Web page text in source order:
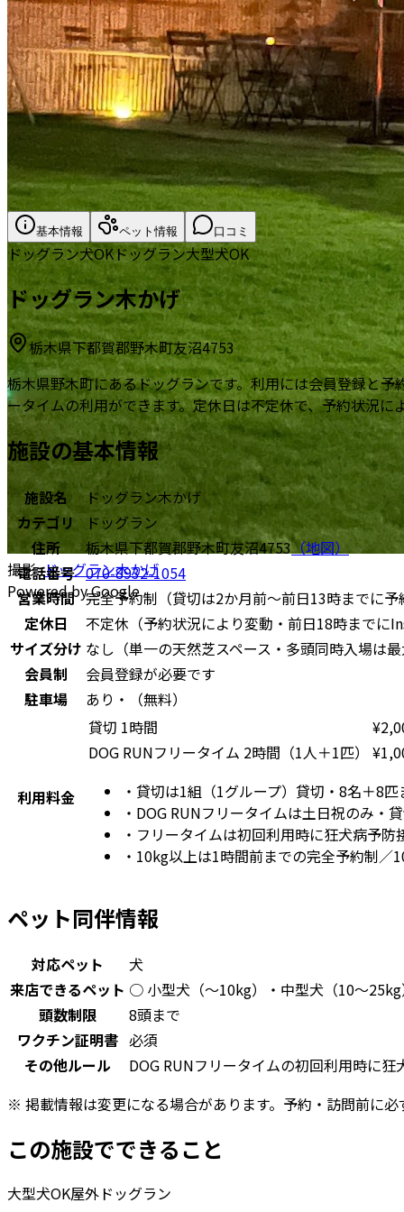
撮影:ドッグラン木かげ
Powered by Google
基本情報 ペット情報 口コミ
ドッグラン犬OKドッグラン大型犬OK
ドッグラン木かげ
栃木県下都賀郡野木町友沼4753
栃木県野木町にあるドッグランです。利用には会員登録と
ータイムの利用ができます。定休日は不定休で、予約状況
施設の基本情報
施設名
ドッグラン木かげ
カテゴリ
ドッグラン
住所
栃木県下都賀郡野木町友沼4753（地図）
電話番号 070-8932-1054
営業時間 完全予約制（貸切は2か月前〜前日13時までに予
定休日
不定休（予約状況により変動・前日18時までに
サイズ分け なし（単一の天然芝スペース・多頭同時入場は最
会員制
会員登録が必要です
駐車場
あり・（無料）
利用料金
貸切 1時間 ¥
DOG RUNフリータイム 2時間（1人＋1匹）
¥
・ 貸切は1組（1グループ）貸切・8名＋8
・ DOG RUNフリータイムは土日祝のみ・
・ フリータイムは初回利用時に狂犬病予
・ 10kg以上は1時間前までの完全予約制／
ペット同伴情報
対応ペット
犬
来店できるペット ○ 小型犬（〜10kg）・中型犬（10〜
頭数制限
8頭まで
ワクチン証明書 必須
その他ルール
DOG RUNフリータイムの初回利用時に
※ 掲載情報は変更になる場合があります。予約・訪問前に必
この施設でできること
大型犬OK屋外ドッグラン